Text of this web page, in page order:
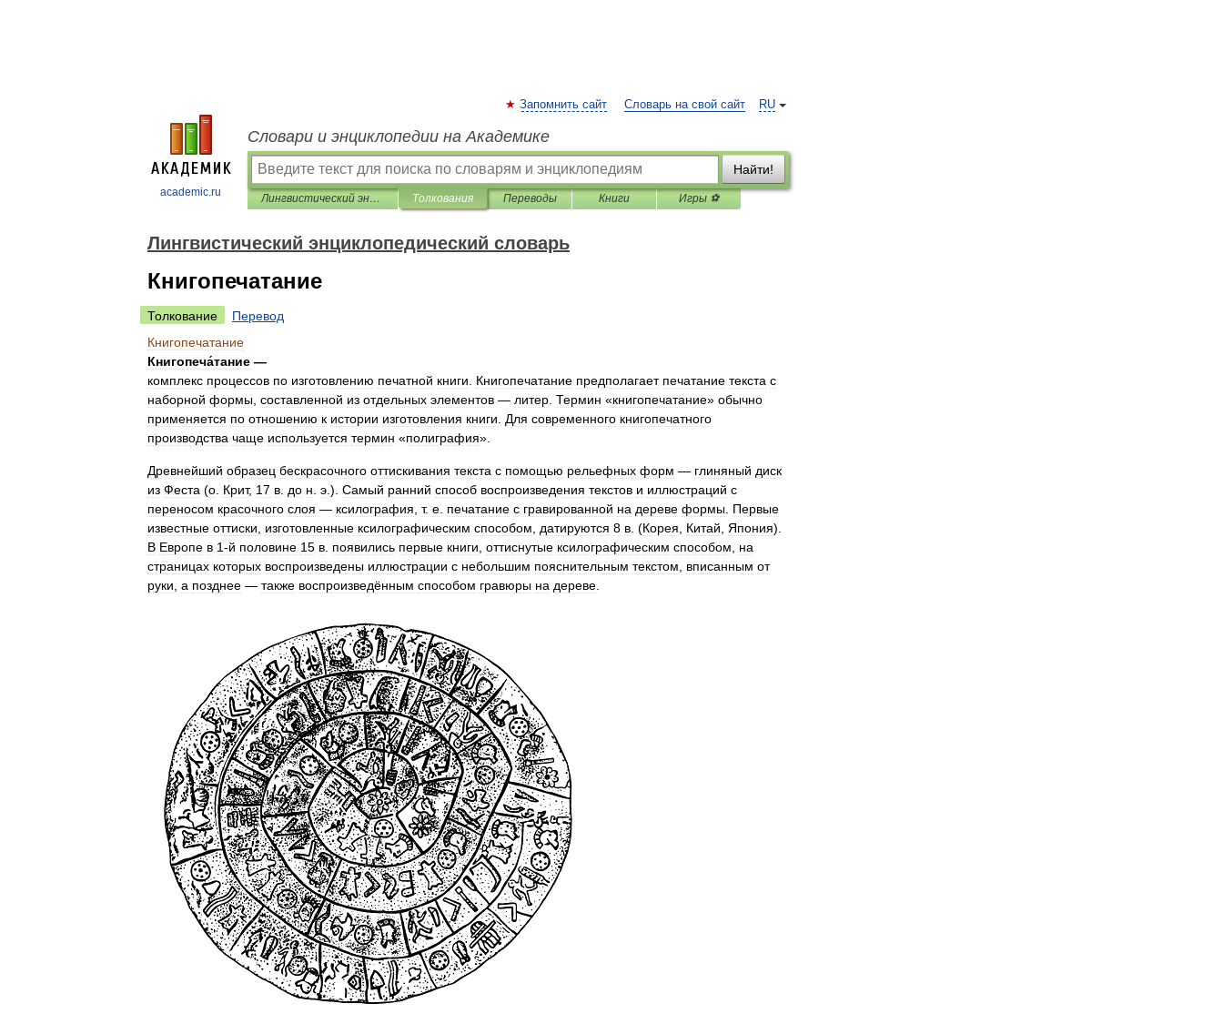
academic.ru
RU
Запомнить сайт Словарь на свой сайт
Словари и энциклопедии на Академике
Найти!
Лингвистический энциклопедический словарь Толкования Переводы Книги Игры ⚽
Лингвистический энциклопедический словарь
Книгопечатание
Толкование
Перевод
Книгопечатание
Книгопеча́тание —
комплекс процессов по изготовлению печатной книги Книгопечатание предполагает печатание текста с
наборной формы составленной из отдельных элементов — литер Термин «книгопечатание» обычно
применяется по отношению к истории изготовления книги Для современного книгопечатного
производства чаще используется термин «полиграфия».
Древнейший образец бескрасочного оттискивания текста с помощью рельефных форм — глиняный диск
из Феста (о Крит, 17 в до н э .). Самый ранний способ воспроизведения текстов и иллюстраций с
переносом красочного слоя — ксилография т. е печатание с гравированной на дереве формы Первые
известные оттиски изготовленные ксилографическим способом датируются 8 в . (Корея Китай Япония).
В Европе в 1‑й половине 15 в появились первые книги оттиснутые ксилографическим способом
на
страницах которых воспроизведены иллюстрации с небольшим пояснительным текстом вписанным от
руки а позднее — также воспроизведённым способом гравюры на дереве